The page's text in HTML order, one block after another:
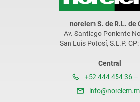
norelem S. de R.L. de
Av. Santiago Poniente
San Luis Potosí, S.L.P.
Central
+52 444 454 36 –